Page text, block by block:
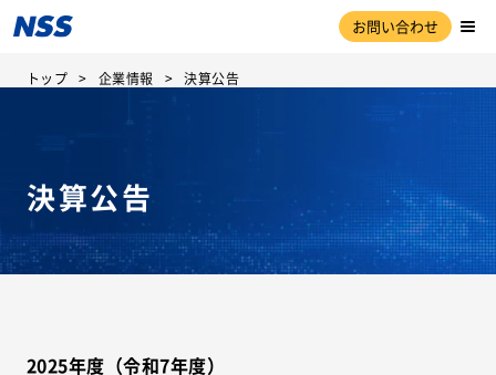
お問い合わせ
トップ 企業情報 決算公告
決算公告
2025年度（令和7年度）